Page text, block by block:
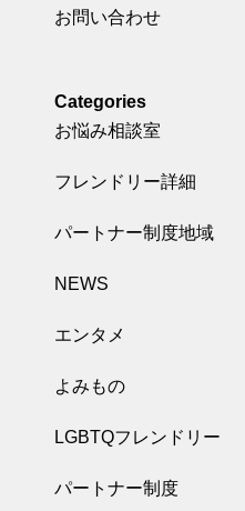
お問い合わせ
Categories
お悩み相談室
フレンドリー詳細
パートナー制度地域
NEWS
エンタメ
よみもの
LGBTQフレンドリー
パートナー制度